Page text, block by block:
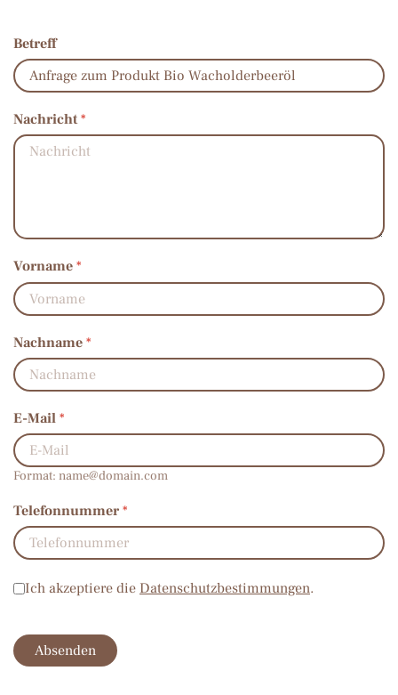
Betreff
Nachricht*
Vorname *
Nachname *
E-Mail *
Format: name@domain.com
Telefonnummer *
Datenschutz*
Ich akzeptiere die Datenschutzbestimmungen.
Absenden